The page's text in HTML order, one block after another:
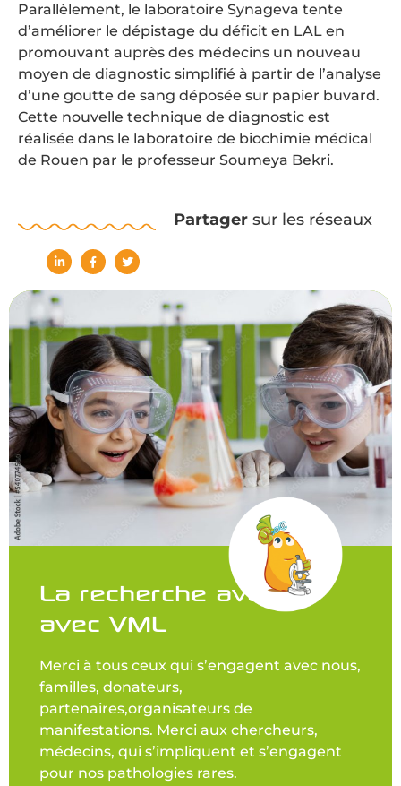
Parallèlement, le laboratoire Synageva tente
d’améliorer le dépistage du déficit en LAL en
promouvant auprès des médecins un nouveau
moyen de diagnostic simplifié à partir de l’analyse
d’une goutte de sang déposée sur papier buvard.
Cette nouvelle technique de diagnostic est
réalisée dans le laboratoire de biochimie médical
de Rouen par le professeur Soumeya Bekri.
Partagersur les réseaux
La recherche avance
avec VML
Merci à tous ceux qui s’engagent avec nous,
familles, donateurs,
partenaires,organisateurs de
manifestations. Merci aux chercheurs,
médecins, qui s’impliquent et s’engagent
pour nos pathologies rares.